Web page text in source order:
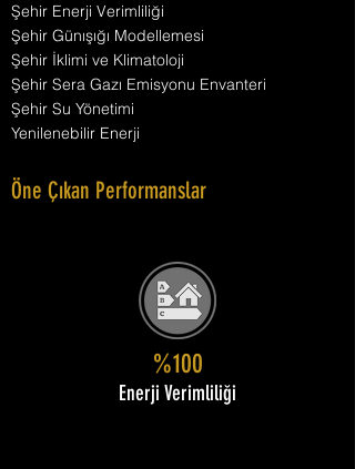
Şehir Enerji Verimliliği
Şehir Günışığı Modellemesi
Şehir İklimi ve Klimatoloji
Şehir Sera Gazı Emisyonu Envanteri
Şehir Su Yönetimi
Yenilenebilir Enerji
Öne Çıkan Performanslar
%100
Enerji Verimliliği